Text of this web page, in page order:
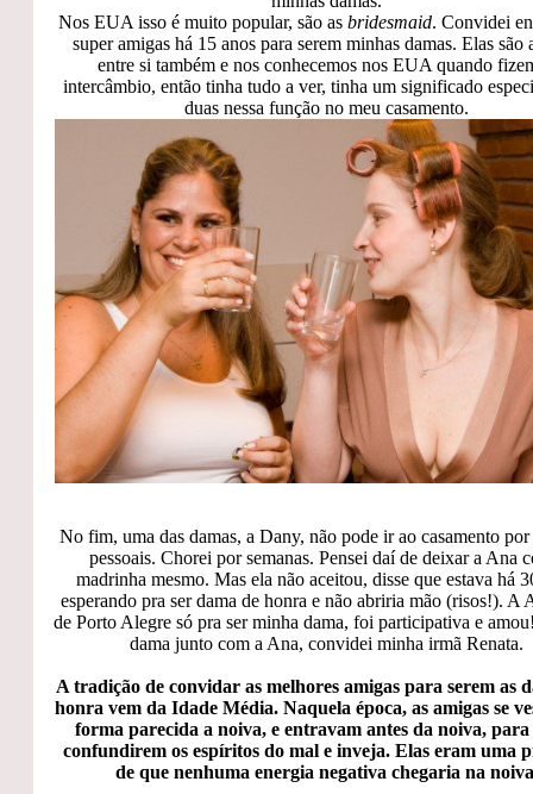
Nos EUA isso é muito popular, são asbridesmaid. Convidei
super amigas há 15 anos para serem minhas damas. Elas são
entre si também e nos conhecemos nos EUA quando
intercâmbio, então tinha tudo a ver, tinha um significado
duas nessa função no meu casamento.
No fim, uma das damas, a Dany, não pode ir ao casamento
pessoais. Chorei por semanas. Pensei daí de deixar a Ana
madrinha mesmo. Mas ela não aceitou, disse que estava há
esperando pra ser dama de honra e não abriria mão (risos!). A
de Porto Alegre só pra ser minha dama, foi participativa e
dama junto com a Ana, convidei minha irmã Renata.
A tradição de convidar as melhores amigas para serem as
honra vem da Idade Média. Naquela época, as amigas se
forma parecida a noiva, e entravam antes da noiva, para
confundirem os espíritos do mal e inveja. Elas eram uma
de que nenhuma energia negativa chegaria na